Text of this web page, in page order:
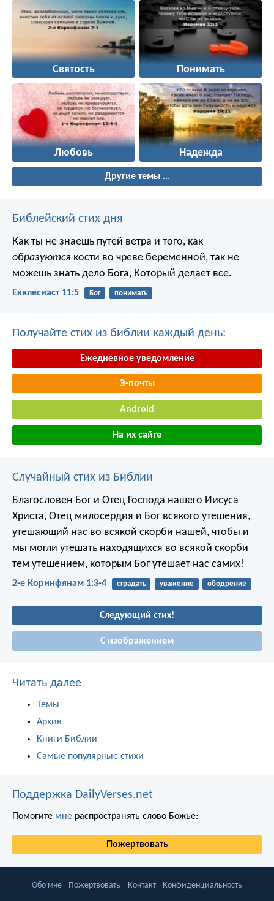
Святость Понимать
Любовь Надежда
Другие темы ...
Библейский стих дня
Как ты не знаешь путей ветра и того, как
образуются кости во чреве беременной, так не
можешь знать дело Бога, Который делает все.
Екклесиаст 11:5 Бог понимать
Получайте стих из библии каждый день:
Ежедневное уведомление
Э-почты
Android
На их сайте
Случайный стих из Библии
Благословен Бог и Отец Господа нашего Иисуса
Христа, Отец милосердия и Бог всякого утешения,
утешающий нас во всякой скорби нашей, чтобы и
мы могли утешать находящихся во всякой скорби
тем утешением, которым Бог утешает нас самих!
2-е Коринфянам 1:3-4 страдать уважение ободрение
Следующий стих!
С изображением
Читать далее
Темы
Архив
Книги Библии
Самые популярные стихи
Поддержка DailyVerses.net
Помогите мне распространять слово Божье:
Пожертвовать
Обо мне Пожертвовать Контакт Конфиденциальность